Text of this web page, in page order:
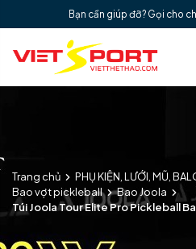
Bạn cần giúp đỡ? Gọi cho
Trang chủ
PHỤ KIỆN, LƯỚI, MŨ,
Bao vợt pickleball
Bao Joola
Túi Joola Tour Elite Pro Pickleball